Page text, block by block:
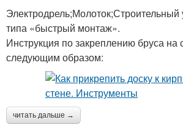
типа «быстрый монтаж».
Инструкция по закреплению бруса на
следующим образом:
читать дальше →